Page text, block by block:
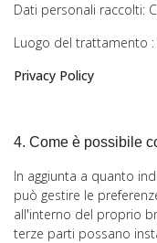
Dati personali raccolti:
Luogo del trattamento :
Privacy Policy
4. Come è possibile
In aggiunta a quanto
può gestire le
all'interno del proprio
terze parti possano